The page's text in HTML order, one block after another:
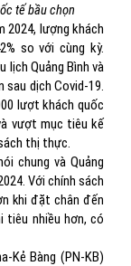
tế bầu chọn
2024, lượng khách
so với cùng kỳ.
lịch Quảng Bình và
dịch Covid-19.
lượt khách quốc
vượt mục tiêu kế
thị thực.
chung và Quảng
Với chính sách
khi đặt chân đến
tiêu nhiều hơn, có
Kẻ Bàng (PN-KB)